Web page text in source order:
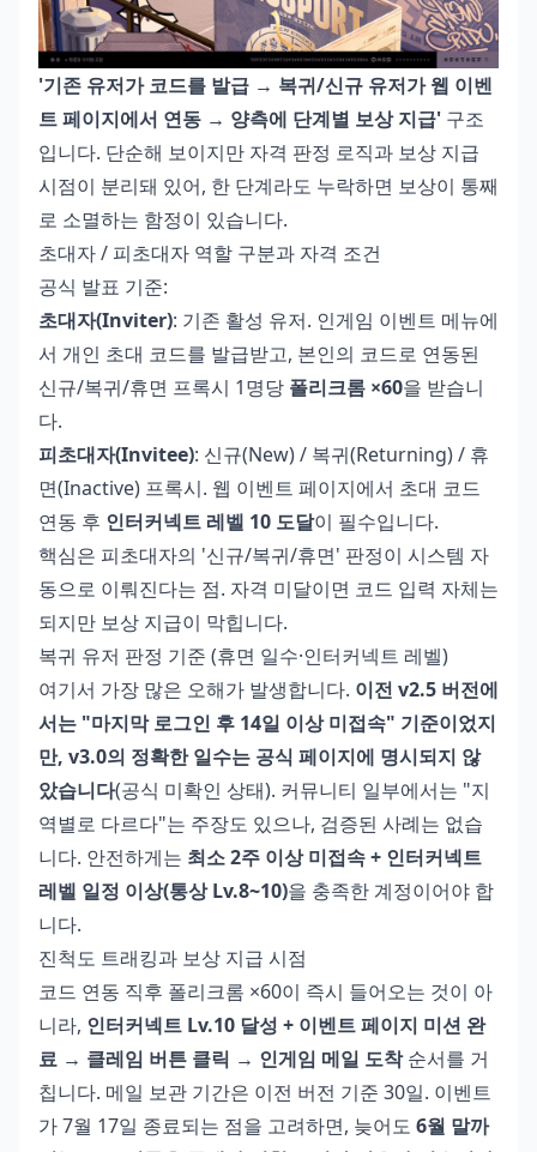
'기존 유저가 코드를 발급 → 복귀/신규 유저가 웹 이벤
트 페이지에서 연동 → 양측에 단계별 보상 지급' 구조
입니다. 단순해 보이지만 자격 판정 로직과 보상 지급
시점이 분리돼 있어, 한 단계라도 누락하면 보상이 통째
로 소멸하는 함정이 있습니다.
초대자 / 피초대자 역할 구분과 자격 조건
공식 발표 기준:
초대자(Inviter): 기존 활성 유저. 인게임 이벤트 메뉴에
서 개인 초대 코드를 발급받고, 본인의 코드로 연동된
신규/복귀/휴면 프록시 1명당 폴리크롬 ×60을 받습니
다.
피초대자(Invitee): 신규(New) / 복귀(Returning) / 휴
면(Inactive) 프록시. 웹 이벤트 페이지에서 초대 코드
연동 후 인터커넥트 레벨 10 도달이 필수입니다.
핵심은 피초대자의 '신규/복귀/휴면' 판정이 시스템 자
동으로 이뤄진다는 점. 자격 미달이면 코드 입력 자체는
되지만 보상 지급이 막힙니다.
복귀 유저 판정 기준 (휴면 일수·인터커넥트 레벨)
여기서 가장 많은 오해가 발생합니다. 이전 v2.5 버전에
서는 "마지막 로그인 후 14일 이상 미접속" 기준이었지
만, v3.0의 정확한 일수는 공식 페이지에 명시되지 않
았습니다(공식 미확인 상태). 커뮤니티 일부에서는 "지
역별로 다르다"는 주장도 있으나, 검증된 사례는 없습
니다. 안전하게는 최소 2주 이상 미접속 + 인터커넥트
레벨 일정 이상(통상 Lv.8~10)을 충족한 계정이어야 합
니다.
진척도 트래킹과 보상 지급 시점
코드 연동 직후 폴리크롬 ×60이 즉시 들어오는 것이 아
니라, 인터커넥트 Lv.10 달성 + 이벤트 페이지 미션 완
료 → 클레임 버튼 클릭 → 인게임 메일 도착순서를 거
칩니다. 메일 보관 기간은 이전 버전 기준 30일. 이벤트
가 7월 17일 종료되는 점을 고려하면, 늦어도 6월 말까